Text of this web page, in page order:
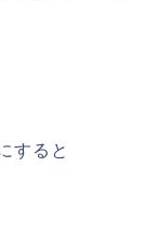
すると